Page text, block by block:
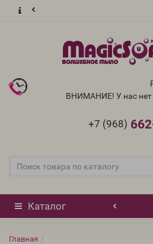
ВНИМАНИЕ! У нас нет
+7 (968)
Каталог
Главная